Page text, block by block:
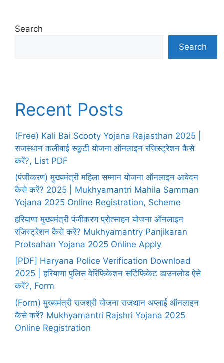
Search
Search
Recent Posts
(Free) Kali Bai Scooty Yojana Rajasthan 2025 |
राजस्थान कलीबाई स्कूटी योजना ऑनलाइन रजिस्ट्रेशन कैसे
करें?, List PDF
(पंजीकरण) मुख्यमंत्री महिला सम्मान योजना ऑनलाइन आवेदन
कैसे करें? 2025 | Mukhyamantri Mahila Samman
Yojana 2025 Online Registration, Scheme
हरियाणा मुख्यमंत्री पंजीकरण प्रोत्साहन योजना ऑनलाइन
रजिस्ट्रेशन कैसे करें? Mukhyamantry Panjikaran
Protsahan Yojana 2025 Online Apply
[PDF] Haryana Police Verification Download
2025 | हरियाणा पुलिस वेरिफिकेशन सर्टिफिकेट डाउनलोड ऐसे
करें?, Form
(Form) मुख्यमंत्री राजश्री योजना राजथान अप्लाई ऑनलाइन
कैसे करें? Mukhyamantri Rajshri Yojana 2025
Online Registration